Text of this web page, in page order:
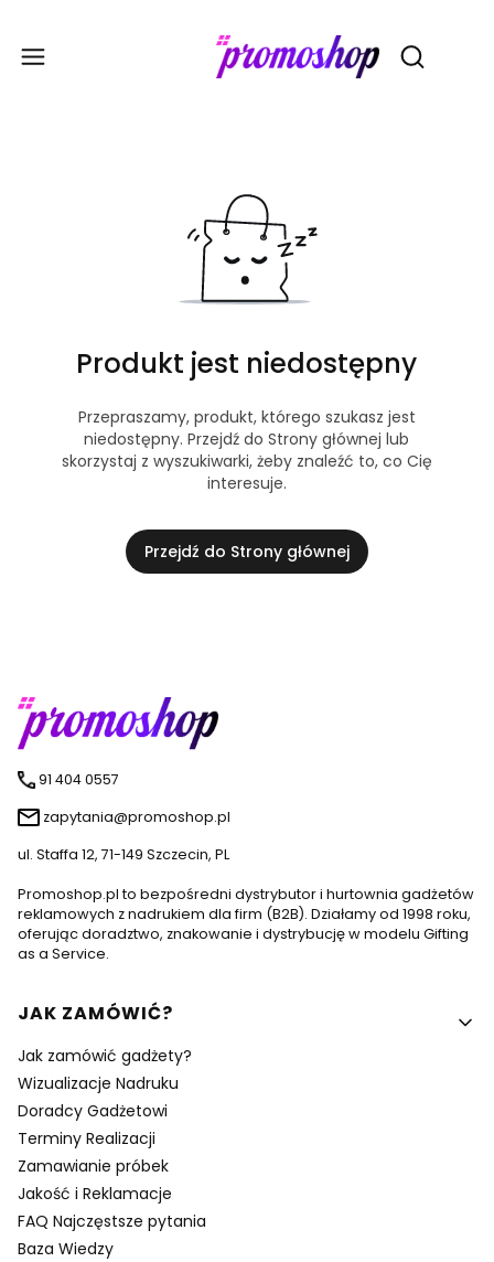
Otwórz
Produkt jest niedostępny
Przepraszamy, produkt, którego szukasz jest
niedostępny. Przejdź do Strony głównej lub
skorzystaj z wyszukiwarki, żeby znaleźć to, co Cię
interesuje.
Przejdź do Strony głównej
91 404 0557
zapytania@promoshop.pl
ul. Staffa 12, 71-149 Szczecin, PL
Promoshop.pl to bezpośredni dystrybutor i hurtownia gadżetów
reklamowych z nadrukiem dla firm (B2B). Działamy od 1998 roku,
oferując doradztwo, znakowanie i dystrybucję w modelu Gifting
as a Service.
Linki w stopce
JAK ZAMÓWIĆ?
Jak zamówić gadżety?
Wizualizacje Nadruku
Doradcy Gadżetowi
Terminy Realizacji
Zamawianie próbek
Jakość i Reklamacje
FAQ Najczęstsze pytania
Baza Wiedzy